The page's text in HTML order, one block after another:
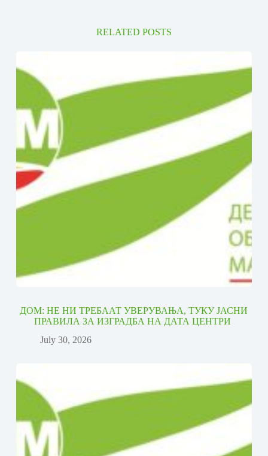
RELATED POSTS
ДОМ: НЕ НИ ТРЕБААТ УВЕРУВАЊА, ТУКУ ЈАСНИ
ПРАВИЛА ЗА ИЗГРАДБА НА ДАТА ЦЕНТРИ
July 30, 2026